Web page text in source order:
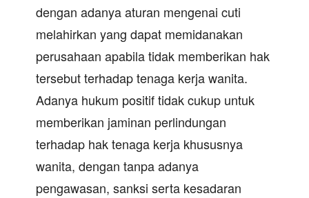
dengan adanya aturan mengenai cuti
melahirkan yang dapat memidanakan
perusahaan apabila tidak memberikan hak
tersebut terhadap tenaga kerja wanita.
Adanya hukum positif tidak cukup untuk
memberikan jaminan perlindungan
terhadap hak tenaga kerja khususnya
wanita, dengan tanpa adanya
pengawasan, sanksi serta kesadaran